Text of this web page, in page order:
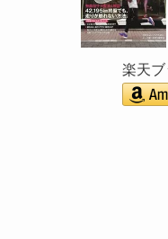
楽天ブ